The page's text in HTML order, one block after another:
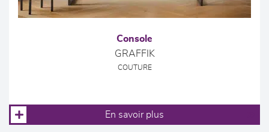
Console
GRAFFIK
COUTURE
En savoir plus